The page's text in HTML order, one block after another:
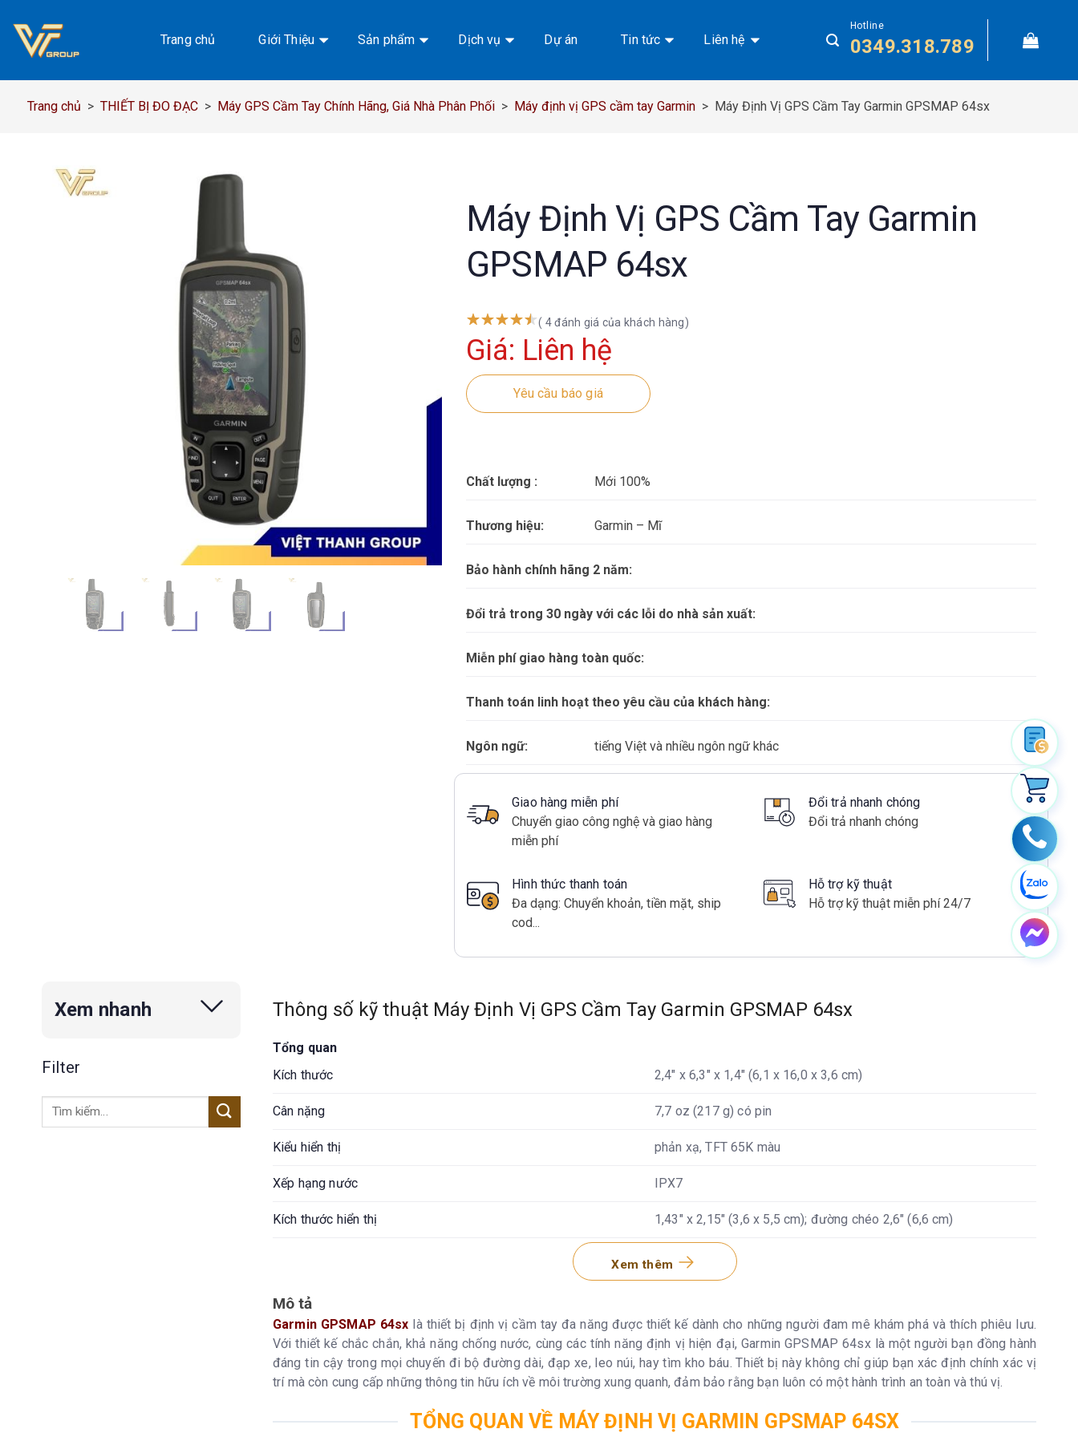
đến
Trang chủ Giới Thiệu Sản phẩm Dịch vụ Dự án Tin tức Liên hệ
Hotline
0349.318.789
Trang chủ > THIẾT BỊ ĐO ĐẠC > Máy GPS Cầm Tay Chính Hãng, Giá Nhà Phân Phối > Máy định vị GPS cầm tay Garmin > Máy Định Vị GPS Cầm Tay Garmin GPSMAP 64sx
Máy Định Vị GPS Cầm Tay Garmin
GPSMAP 64sx
( 4 đánh giá của khách hàng)
Giá: Liên hệ
Yêu cầu báo giá
Chất lượng : Mới 100%
Thương hiệu: Garmin – Mĩ
Bảo hành chính hãng 2 năm:
Đổi trả trong 30 ngày với các lỗi do nhà sản xuất:
Miễn phí giao hàng toàn quốc:
Thanh toán linh hoạt theo yêu cầu của khách hàng:
Ngôn ngữ: tiếng Việt và nhiều ngôn ngữ khác
Giao hàng miễn phí
Chuyển giao công nghệ và giao hàng
miễn phí
Đổi trả nhanh chóng
Đổi trả nhanh chóng
Hình thức thanh toán
Đa dạng: Chuyển khoản, tiền mặt, ship
cod...
Hỗ trợ kỹ thuật
Hỗ trợ kỹ thuật miễn phí 24/7
Xem nhanh
Filter
Tìm
Thông số kỹ thuật Máy Định Vị GPS Cầm Tay Garmin GPSMAP 64sx
Tổng quan
Kích thước
2,4" x 6,3" x 1,4" (6,1 x 16,0 x 3,6 cm)
Cân nặng 7,7 oz (217 g) có pin
Kiểu hiển thị phản xạ, TFT 65K màu
Xếp hạng nước IPX7
Kích thước hiển thị 1,43" x 2,15" (3,6 x 5,5 cm); đường chéo 2,6" (6,6 cm)
160 x 240 pixel
Tuổi thọ pin 16 giờ
Ký ức/Lịch sử 8 GB (dung lượng người dùng thay đổi tùy theo bản đồ đi kèm)
Giao diện tương thích với mini USB tốc độ cao và NMEA 0183
Xem thêm
Mô tả
Garmin GPSMAP 64sx là thiết bị định vị cầm tay đa năng được thiết kế dành cho những người đam mê khám phá và thích phiêu lưu.
Với thiết kế chắc chắn, khả năng chống nước, cùng các tính năng định vị hiện đại, Garmin GPSMAP 64sx là một người bạn đồng hành
đáng tin cậy trong mọi chuyến đi bộ đường dài, đạp xe, leo núi, hay tìm kho báu. Thiết bị này không chỉ giúp bạn xác định chính xác vị
trí mà còn cung cấp những thông tin hữu ích về môi trường xung quanh, đảm bảo rằng bạn luôn có một hành trình an toàn và thú vị.
TỔNG QUAN VỀ MÁY ĐỊNH VỊ GARMIN GPSMAP 64SX